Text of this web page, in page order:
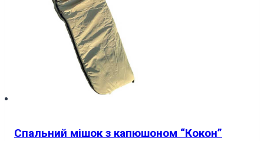
Спальний мішок з капюшоном “Кокон”